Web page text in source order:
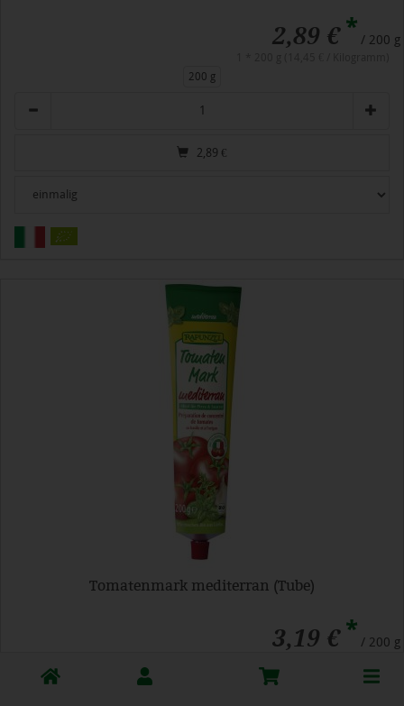
2,89 €* / 200 g
200 g
2,89 €
Tomatenmark mediterran (Tube)
3,19 €* / 200 g
Toggle